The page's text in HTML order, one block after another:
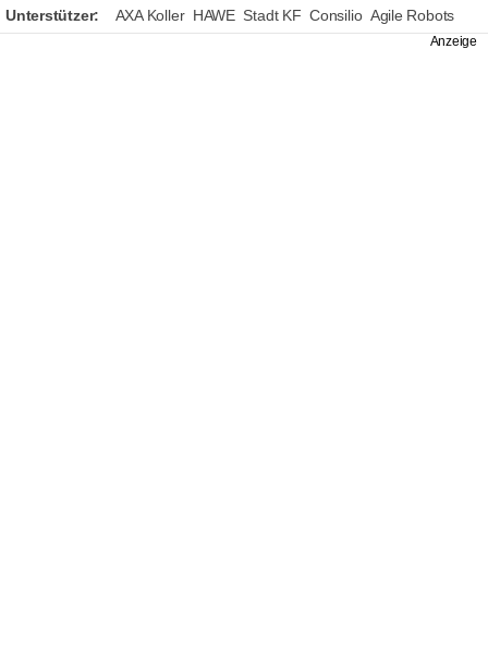
Unterstützer: AXA Koller HAWE Stadt KF Consilio Agile Robots